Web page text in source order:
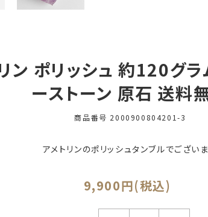
リン ポリッシュ 約120
ーストーン 原石 送料
商品番号 2000900804201-3
アメトリンのポリッシュタンブルでござい
9,900円(税込)